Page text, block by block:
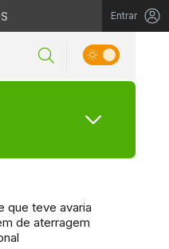
Entrar
que teve avaria
de aterragem